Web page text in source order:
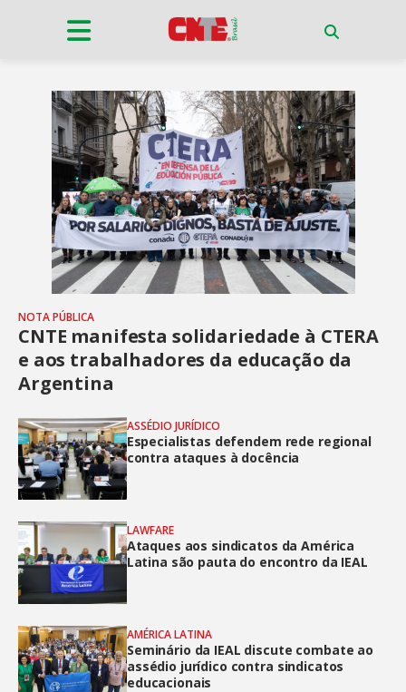
NOTA PÚBLICA
CNTE manifesta solidariedade à CTERA
e aos trabalhadores da educação da
Argentina
ASSÉDIO JURÍDICO
Especialistas defendem rede regional
contra ataques à docência
LAWFARE
Ataques aos sindicatos da América
Latina são pauta do encontro da IEAL
AMÉRICA LATINA
Seminário da IEAL discute combate ao
assédio jurídico contra sindicatos
educacionais